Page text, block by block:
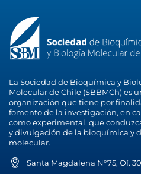
La Sociedad de Bioquímica y
Molecular de Chile (SBBMCh) es
organización que tiene por
fomento de la investigación, en
como experimental, que
y divulgación de la bioquímica y
molecular.
Santa Magdalena N°75, Of.